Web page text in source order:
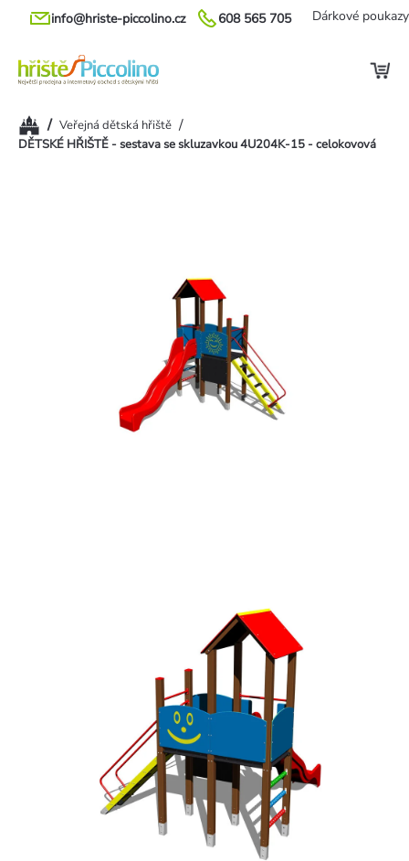
Přejít
608 565 705
info@hriste-piccolino.cz Dárkové poukazy
Domů/ Veřejná dětská hřiště /
DĚTSKÉ HŘIŠTĚ - sestava se skluzavkou 4U204K-15 - celokovová